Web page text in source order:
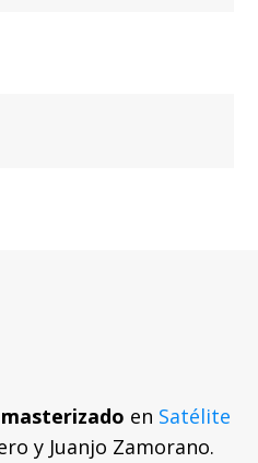
masterizado en Satélite
y Juanjo Zamorano.